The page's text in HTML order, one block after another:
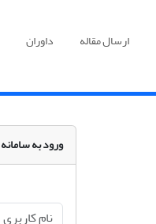
ارسال مقاله داوران
ورود به سامانه